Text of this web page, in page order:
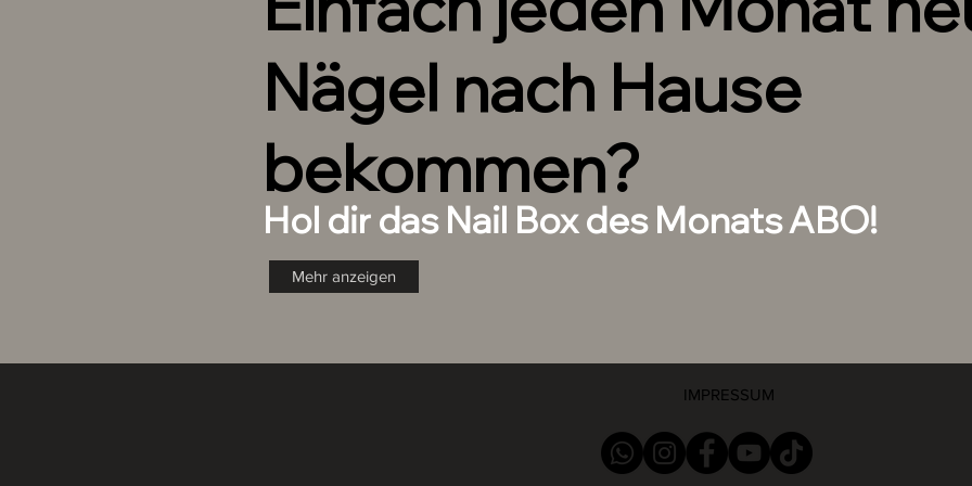
Nägel nach Hause
bekommen?
Hol dir das Nail Box des Monats ABO!
Mehr anzeigen
IMPRESSUM